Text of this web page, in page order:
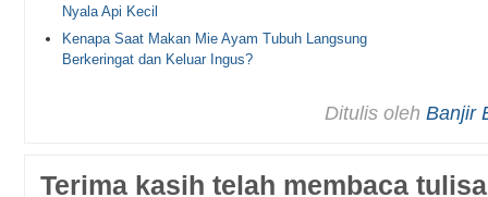
Nyala Api Kecil
Kenapa Saat Makan Mie Ayam Tubuh Langsung
Berkeringat dan Keluar Ingus?
Ditulis oleh Banjir
Terima kasih telah membaca